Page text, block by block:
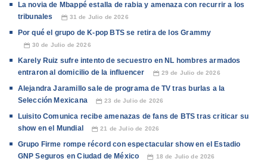
La novia de Mbappé estalla de rabia y amenaza con recurrir a los
tribunales
📅 31 de Julio de 2026
Por qué el grupo de K-pop BTS se retira de los Grammy
📅 30 de Julio de 2026
Karely Ruiz sufre intento de secuestro en NL hombres armados
entraron al domicilio de la influencer
📅 29 de Julio de 2026
Alejandra Jaramillo sale de programa de TV tras burlas a la
Selección Mexicana
📅 23 de Julio de 2026
Luisito Comunica recibe amenazas de fans de BTS tras criticar su
show en el Mundial
📅 21 de Julio de 2026
Grupo Firme rompe récord con espectacular show en el Estadio
GNP Seguros en Ciudad de México
📅 18 de Julio de 2026